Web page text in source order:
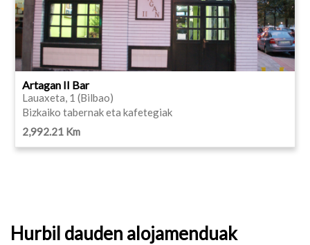
Artagan II Bar
Lauaxeta, 1 (Bilbao)
Bizkaiko tabernak eta kafetegiak
2,992.21 Km
Hurbil dauden alojamenduak